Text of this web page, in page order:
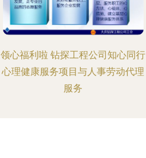
领心福利啦 钻探工程公司知心同行
心理健康服务项目与人事劳动代理
服务